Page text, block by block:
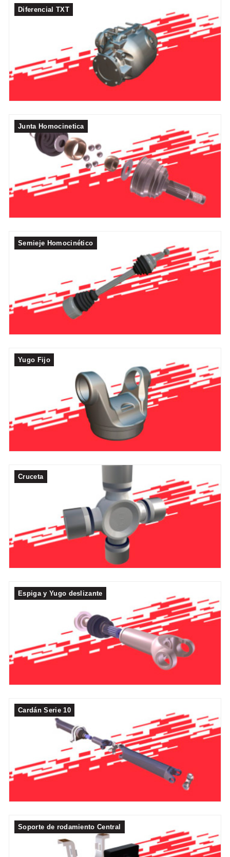
Diferencial TXT
Junta Homocinetica
Semieje Homocinético
Yugo Fijo
Cruceta
Espiga y Yugo deslizante
Cardán Serie 10
Soporte de rodamiento Central